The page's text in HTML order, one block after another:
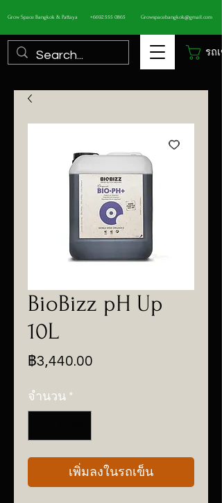
Grow Space Bangkok & Pattaya +6692 555 0865 Growspacebangkok@gmail.com
รถเ
BioBizz pH Up
10L
฿3,440.00
จำนวน *
เพิ่มลงในรถเข็น